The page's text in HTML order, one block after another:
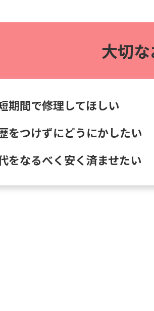
大切
期間で修理してほしい
をつけずにどうにかしたい
をなるべく安く済ませたい